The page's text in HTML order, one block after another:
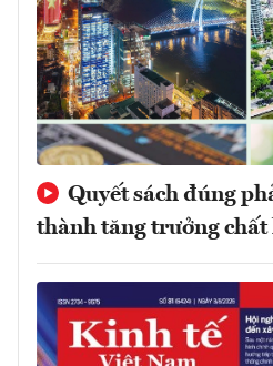
Quyết sách đúng
thành tăng trưởng chất